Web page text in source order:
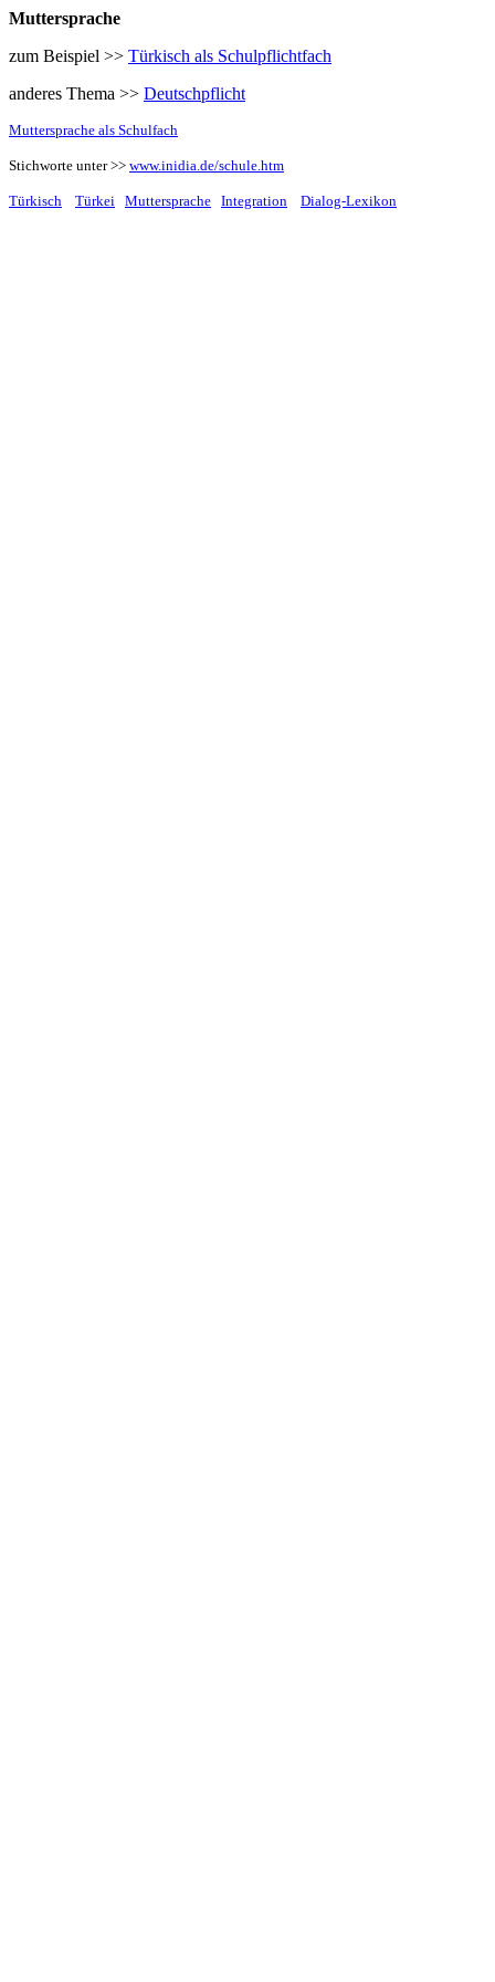
Muttersprache
zum Beispiel >> Türkisch als Schulpflichtfach
anderes Thema >> Deutschpflicht
Muttersprache als Schulfach
Stichworte unter >> www.inidia.de/schule.htm
Türkisch Türkei Muttersprache Integration Dialog-Lexikon